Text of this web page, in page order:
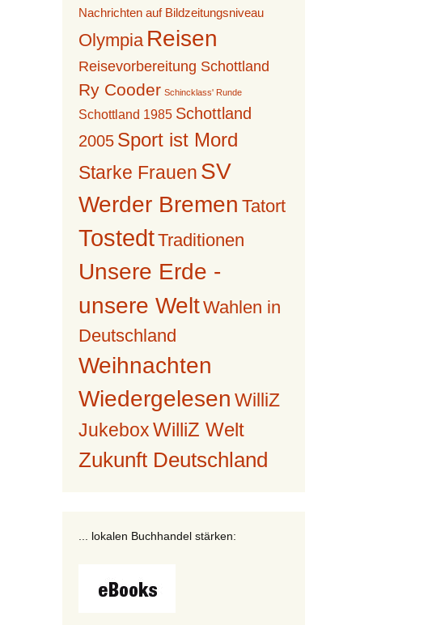
Nachrichten auf Bildzeitungsniveau
Olympia Reisen
Reisevorbereitung Schottland
Ry Cooder Schincklass' Runde
Schottland 1985 Schottland
2005 Sport ist Mord
Starke Frauen SV
Werder Bremen Tatort
TostedtTraditionen
Unsere Erde -
unsere WeltWahlen in
Deutschland
Weihnachten
Wiedergelesen WilliZ
Jukebox WilliZ Welt
Zukunft Deutschland
... lokalen Buchhandel stärken: